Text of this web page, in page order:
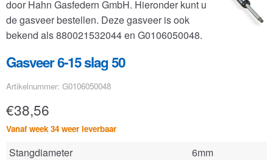
door Hahn Gasfedern GmbH. Hieronder kunt u
de gasveer bestellen. Deze gasveer is ook
bekend als 880021532044 en G0106050048.
Gasveer 6-15 slag 50
Artikelnummer: G0106050048
€38,56
Vanaf week 34 weer leverbaar
Stangdiameter
6mm